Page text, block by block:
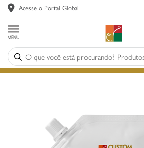
Acesse o Portal Global